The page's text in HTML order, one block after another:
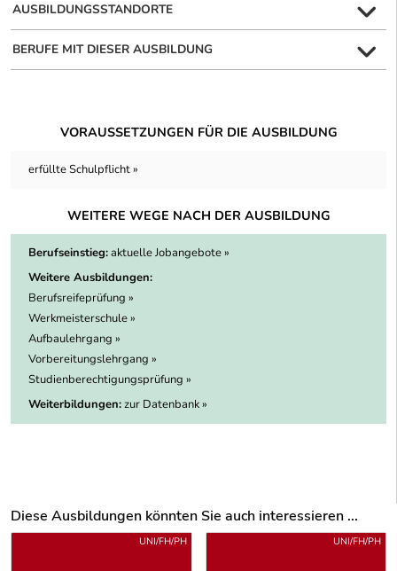
AUSBILDUNGSSTANDORTE
BERUFE MIT DIESER AUSBILDUNG
VORAUSSETZUNGEN FÜR DIE AUSBILDUNG
erfüllte Schulpflicht »
WEITERE WEGE NACH DER AUSBILDUNG
Berufseinstieg:aktuelle Jobangebote »
Weitere Ausbildungen:
Berufsreifeprüfung »
Werkmeisterschule »
Aufbaulehrgang »
Vorbereitungslehrgang »
Studienberechtigungsprüfung »
Weiterbildungen:zur Datenbank »
Diese Ausbildungen könnten Sie auch interessieren ...
Uber weitere Ausbildungsvorschläge
UNI/FH/PH UNI/FH/PH